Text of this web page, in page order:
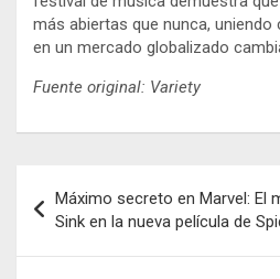
más abiertas que nunca,
en un mercado globalizado
Fuente original: Variety
de
entradas
Máximo secreto en Marvel: El
Sink en la nueva película de